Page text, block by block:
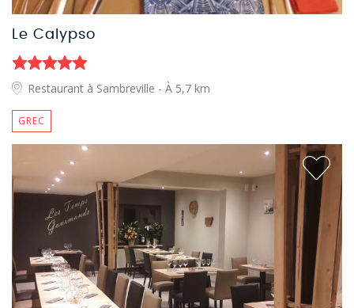
Le Calypso
Restaurant à Sambreville - À 5,7 km
GREC